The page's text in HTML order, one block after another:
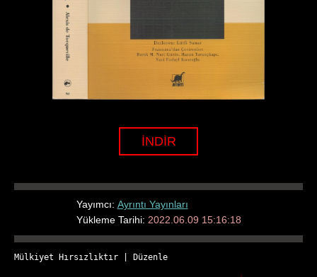
İNDİR
Yayımcı: Ayrıntı Yayınları
Yükleme Tarihi: 2022.06.09 15:16:18
Mülkiyet Hırsızlıktır Düzenle